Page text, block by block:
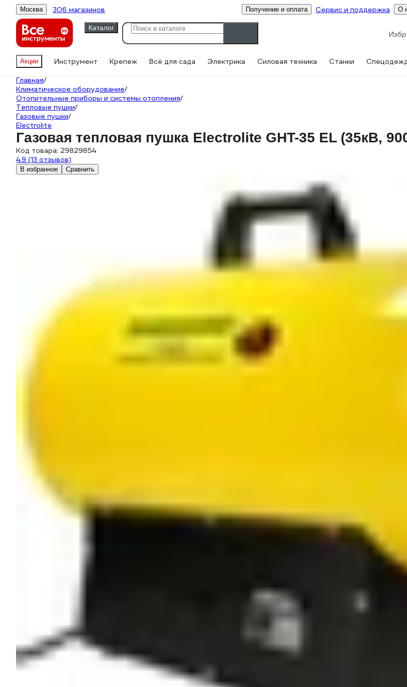
Москва 306 магазинов Получение и оплата Сервис и поддержка О
Каталог
Акции Инструмент Крепеж Всё для сада Электрика Силовая техника Станки
Главная/
Климатическое оборудование/
Отопительные приборы и системы отопления/
Тепловые пушки/
Газовые пушки/
Electrolite
Газовая тепловая пушка Electrolite GHT-35 EL (35кВ,
Код товара: 29829854
4.9 (13 отзывов)
В избранное Сравнить